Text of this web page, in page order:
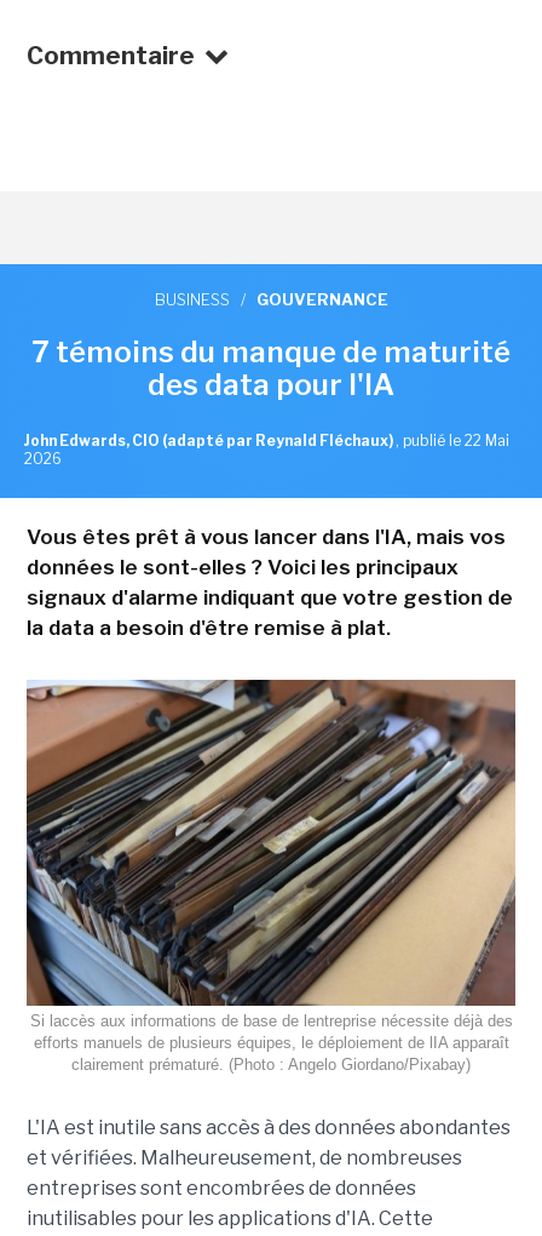
Commentaire
BUSINESS / GOUVERNANCE
7 témoins du manque de maturité
des data pour l'IA
John Edwards, CIO (adapté par Reynald Fléchaux) , publié le 22 Mai
2026
Vous êtes prêt à vous lancer dans l'IA, mais vos
données le sont-elles ? Voici les principaux
signaux d'alarme indiquant que votre gestion de
la data a besoin d'être remise à plat.
Si laccès aux informations de base de lentreprise nécessite déjà des
efforts manuels de plusieurs équipes, le déploiement de lIA apparaît
clairement prématuré. (Photo : Angelo Giordano/Pixabay)
L'IA est inutile sans accès à des données abondantes
et vérifiées. Malheureusement, de nombreuses
entreprises sont encombrées de données
inutilisables pour les applications d'IA. Cette